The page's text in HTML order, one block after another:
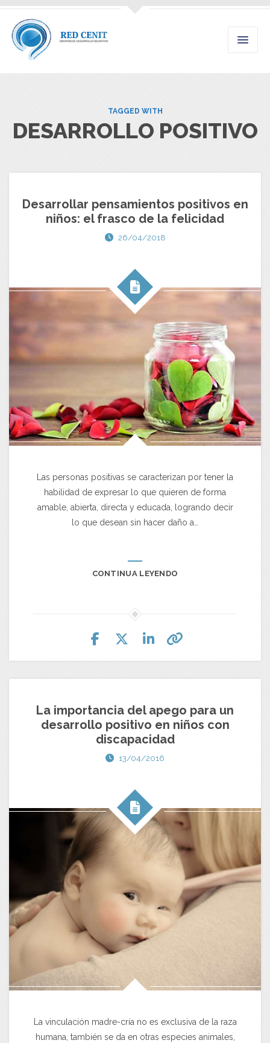
TAGGED WITH
DESARROLLO POSITIVO
Desarrollar pensamientos positivos en
niños: el frasco de la felicidad
26/04/2018
Las personas positivas se caracterizan por tener la
habilidad de expresar lo que quieren de forma
amable, abierta, directa y educada, logrando decir
lo que desean sin hacer daño a…
CONTINUA LEYENDO
La importancia del apego para un
desarrollo positivo en niños con
discapacidad
13/04/2016
La vinculación madre-cría no es exclusiva de la raza
humana, también se da en otras especies animales,